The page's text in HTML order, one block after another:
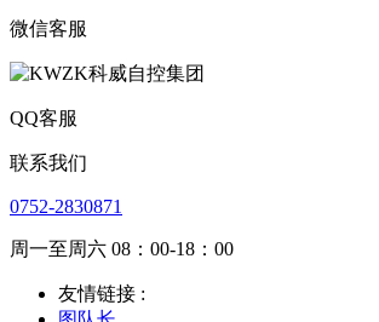
微信客服
QQ客服
联系我们
0752-2830871
周一至周六 08：00-18：00
友情链接 :